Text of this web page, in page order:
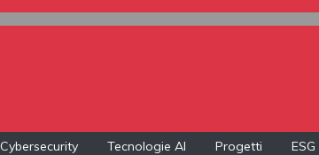
Cybersecurity Tecnologie AI Progetti ESG